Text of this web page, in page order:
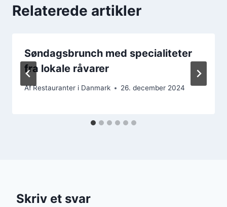
Relaterede artikler
Søndagsbrunch med specialiteter
fra lokale råvarer
AfRestauranter i Danmark 26. december 2024
Skriv et svar